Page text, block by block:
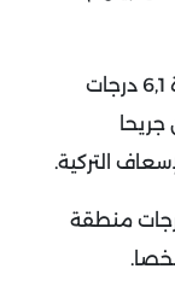
وأواخر نوفمبر الماضي، ضرب زلزال بقوة 6,1 درجات
التركية.
2020، ضرب زلزال بقوة 6,7 درجات منطقة